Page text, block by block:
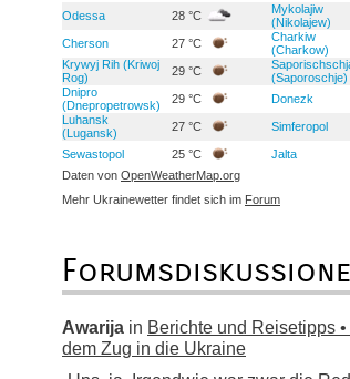
Odessa 28 °C
Mykolajiw
(Nikolajew)
Cherson 27 °C
Charkiw
(Charkow)
Krywyj Rih (Kriwoj
Rog)
29 °C
(Saporoschje)
Dnipro
(Dnepropetrowsk)
29 °C Donezk
Luhansk
(Lugansk)
27 °C Simferopol
Sewastopol 25 °C Jalta
Daten von OpenWeatherMap.org
Mehr Ukrainewetter findet sich im Forum
Awarija in Berichte und Reisetipps
dem Zug in die Ukraine